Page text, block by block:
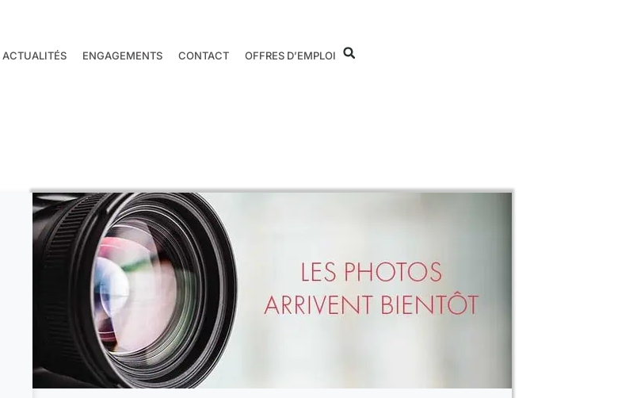
ACTUALITÉS ENGAGEMENTS CONTACT OFFRES D’EMPLOI